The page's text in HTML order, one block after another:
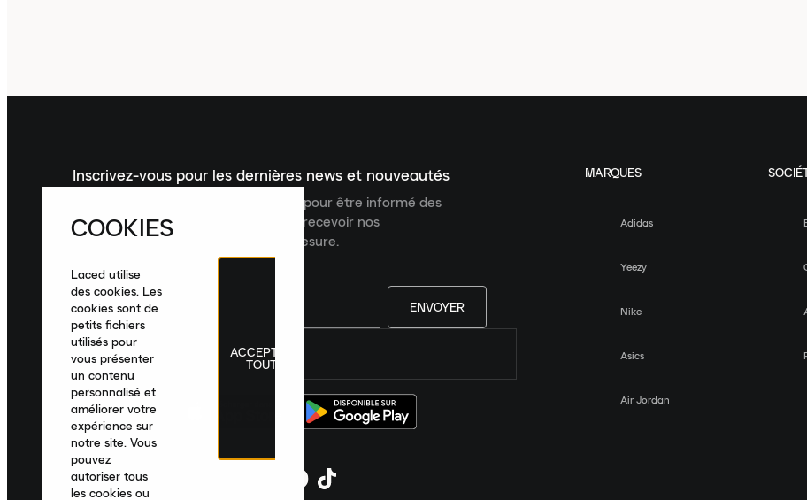
Inscrivez-vous pour les dernières news et nouveautés
Inscrivez-vous à la newsletter Laced pour être informé des
dernières nouveautés, collections et recevoir nos
recommandations de produits sur mesure.
ENVOYER
France|Français
MARQUES
Adidas
Yeezy
Nike
Asics
Air Jordan
COOKIES
Laced utilise
des cookies. Les
cookies sont de
petits fichiers
utilisés pour
vous présenter
un contenu
personnalisé et
améliorer votre
expérience sur
notre site. Vous
pouvez
autoriser tous
les cookies ou
ACCEPTER
TOUT